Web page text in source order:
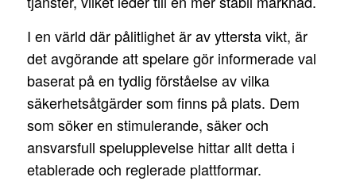
I en värld där pålitlighet är av yttersta vikt, är
det avgörande att spelare gör informerade val
baserat på en tydlig förståelse av vilka
säkerhetsåtgärder som finns på plats. Dem
som söker en stimulerande, säker och
ansvarsfull spelupplevelse hittar allt detta i
etablerade och reglerade plattformar.